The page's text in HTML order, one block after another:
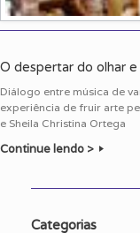
O despertar do olhar
Diálogo entre música de
experiência de fruir arte
e Sheila Christina Ortega
Continue lendo >
Categorias